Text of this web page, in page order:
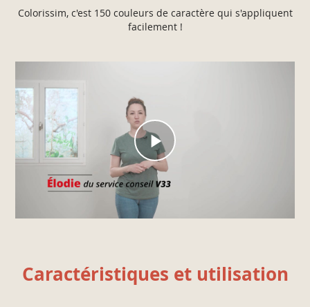
Colorissim, c'est 150 couleurs de caractère qui s'appliquent
facilement !
Caractéristiques et utilisation